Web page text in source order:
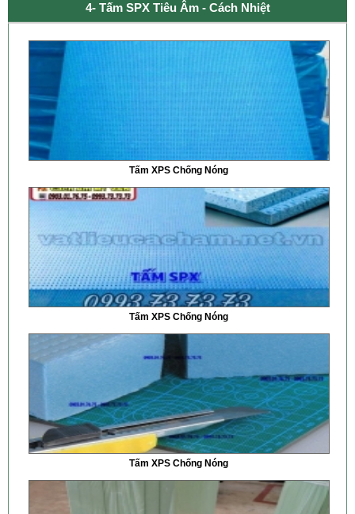
4- Tấm SPX Tiêu Âm - Cách Nhiệt
Tấm XPS Chống Nóng
Tấm XPS Chống Nóng
Tấm XPS Chống Nóng